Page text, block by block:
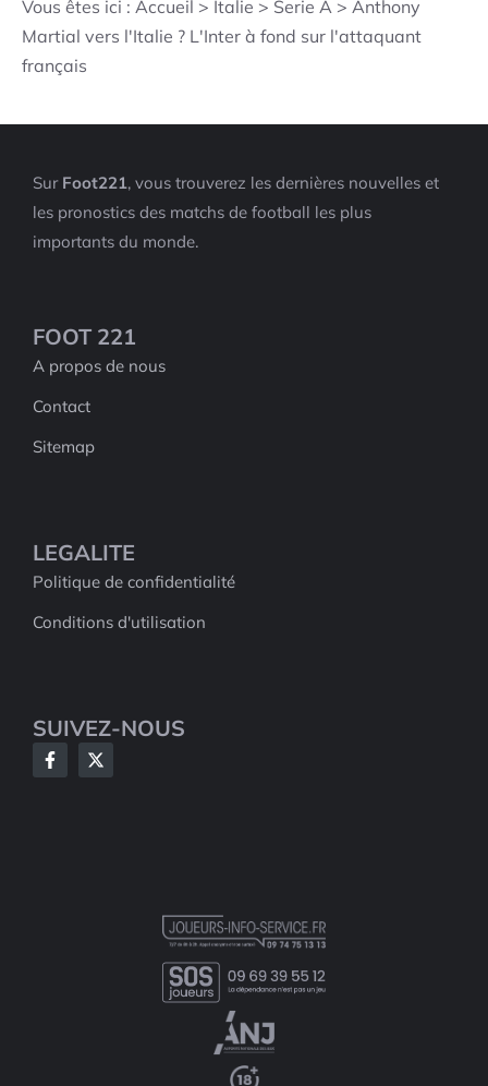
Vous êtes ici : Accueil > Italie > Serie A > Anthony
Martial vers l'Italie ? L'Inter à fond sur l'attaquant
français
Sur Foot221, vous trouverez les dernières nouvelles et
les pronostics des matchs de football les plus
importants du monde.
FOOT 221
A propos de nous
Contact
Sitemap
LEGALITE
Politique de confidentialité
Conditions d'utilisation
SUIVEZ-NOUS